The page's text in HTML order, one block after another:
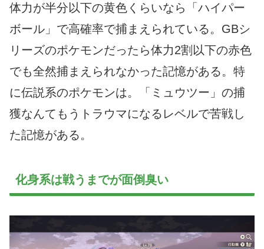
体力が半分以下の黄色くらいなら「ハイパー
ボール」で高確率で捕まえられている。GBシ
リーズのポケモンだったら体力2割以下の赤色
でも全然捕まえられなかった記憶がある。特
に伝説系のポケモンは。「ミュウツー」の捕
獲なんてもうトラウマになるレベルで苦戦し
た記憶がある。
化身系は戦うまでが面倒臭い